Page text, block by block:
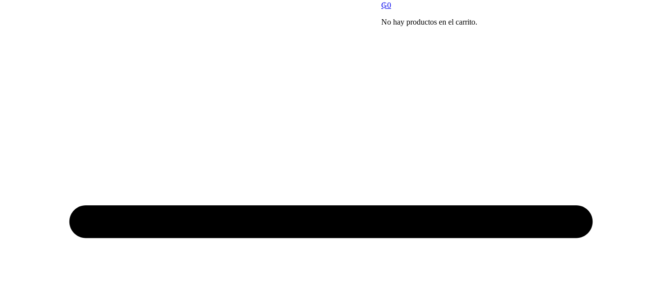
₲0
No hay productos en el carrito.